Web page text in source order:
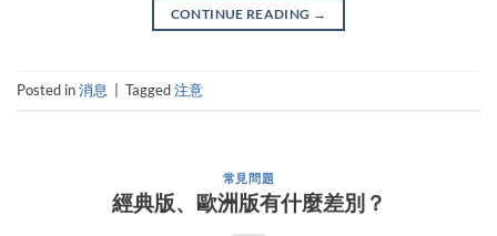
CONTINUE READING →
Posted in消息 Tagged注意
常見問題
經典版、歐洲版有什麼差別？